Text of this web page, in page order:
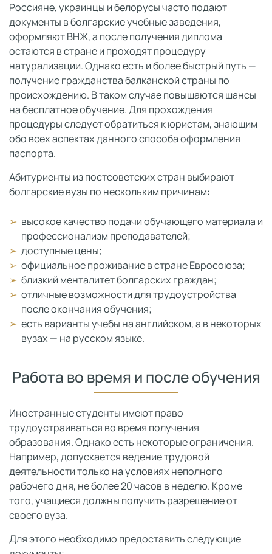
Россияне, украинцы и белорусы часто подают
документы в болгарские учебные заведения,
оформляют ВНЖ, а после получения диплома
остаются в стране и проходят процедуру
натурализации. Однако есть и более быстрый путь —
получение гражданства балканской страны по
происхождению. В таком случае повышаются шансы
на бесплатное обучение. Для прохождения
процедуры следует обратиться к юристам, знающим
обо всех аспектах данного способа оформления
паспорта.
Абитуриенты из постсоветских стран выбирают
болгарские вузы по нескольким причинам:
высокое качество подачи обучающего материала и
профессионализм преподавателей;
доступные цены;
официальное проживание в стране Евросоюза;
близкий менталитет болгарских граждан;
отличные возможности для трудоустройства
после окончания обучения;
есть варианты учебы на английском, а в некоторых
вузах — на русском языке.
Работа во время и после обучения
Иностранные студенты имеют право
трудоустраиваться во время получения
образования. Однако есть некоторые ограничения.
Например, допускается ведение трудовой
деятельности только на условиях неполного
рабочего дня, не более 20 часов в неделю. Кроме
того, учащиеся должны получить разрешение от
своего вуза.
Для этого необходимо предоставить следующие